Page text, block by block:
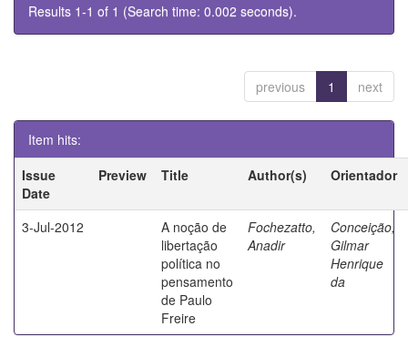
Results 1-1 of 1 (Search time: 0.002 seconds).
previous 1 next
Item hits:
Issue
Date
Preview Title Author(s) Orientador
3-Jul-2012
A noção de
libertação
política no
pensamento
de Paulo
Freire
Fochezatto,
Anadir
Conceição,
Gilmar
Henrique
da